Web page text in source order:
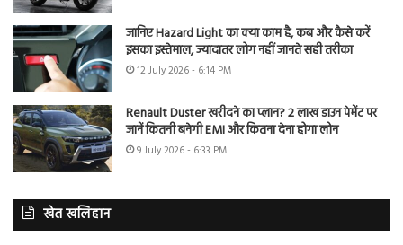
जानिए Hazard Light का क्या काम है, कब और कैसे करें
इसका इस्तेमाल, ज्यादातर लोग नहीं जानते सही तरीका
12 July 2026 - 6:14 PM
Renault Duster खरीदने का प्लान? 2 लाख डाउन पेमेंट पर
जानें कितनी बनेगी EMI और कितना देना होगा लोन
9 July 2026 - 6:33 PM
खेत खलिहान